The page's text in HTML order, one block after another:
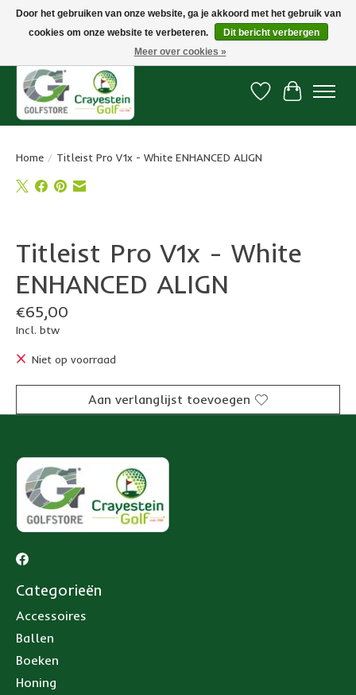
Snelle levering, gratis vanaf € 100. Onze oncourse Golfshop in Dordrecht is
Verlanglijst
Home / Titleist Pro V1x - White ENHANCED ALIGN
Titleist Pro V1x - White
ENHANCED ALIGN
€65,00
Incl. btw
Niet op voorraad
Aan verlanglijst toevoegen
Categorieën
Accessoires
Ballen
Boeken
Honing
Door het gebruiken van onze website, ga je akkoord met het gebruik van
cookies om onze website te verbeteren.
Dit bericht verbergen
Meer over cookies »